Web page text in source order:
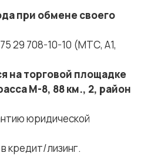
при обмене своего
29 708-10-10 (МТС, A1,
на торговой площадке
М-8, 88 км., 2, район
юридической
кредит/лизинг.